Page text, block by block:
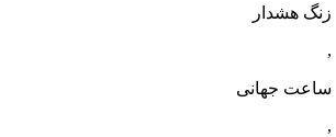
زنگ هشدار
,
ساعت جهانی
,